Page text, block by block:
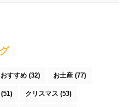
おすすめ (32) お土産 (77)
(51) クリスマス (53)